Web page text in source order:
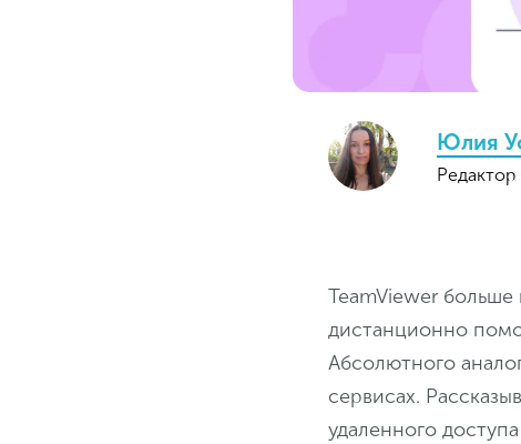
Юлия
Редактор
TeamViewer
дистанционно
Абсолютного
сервисах.
удаленного